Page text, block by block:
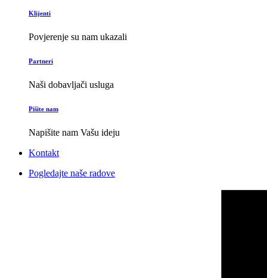
Klijenti
Povjerenje su nam ukazali
Partneri
Naši dobavljači usluga
Pišite nam
Napišite nam Vašu ideju
Kontakt
Pogledajte naše radove